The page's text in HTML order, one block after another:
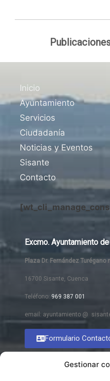
Gestionar
Inicio
Ayuntamiento
Servicios
Ciudadanía
Noticias y Eventos
Sisante
Contacto
Excmo. Ayuntamiento
Plaza Dr. Fernández Turégano
16700 Sisante, Cuenca
Teléfono: 969 387 001
email: ayuntamiento @
Formulario